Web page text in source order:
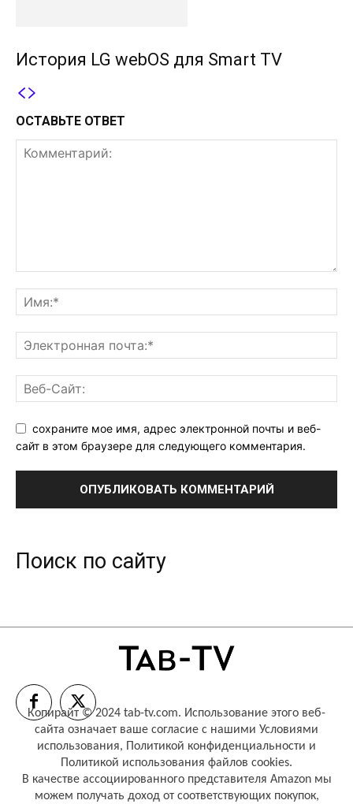
История LG webOS для Smart TV
ОСТАВЬТЕ ОТВЕТ
сохраните мое имя, адрес электронной почты и веб-
сайт в этом браузере для следующего комментария.
Поиск по сайту
Копирайт © 2024 tab-tv.com. Использование этого веб-
сайта означает ваше согласие с нашими Условиями
использования, Политикой конфиденциальности и
Политикой использования файлов cookies.
В качестве ассоциированного представителя Amazon мы
можем получать доход от соответствующих покупок,